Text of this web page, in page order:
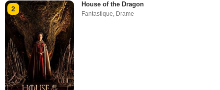
2
House of the Dragon
Fantastique, Drame